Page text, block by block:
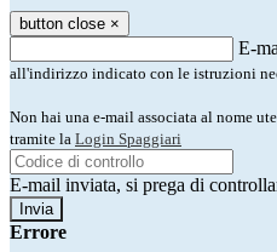
button close ×
E-
all'indirizzo indicato con le istruzioni
Non hai una e-mail associata al nome
tramite la Login Spaggiari
E-mail inviata, si prega di
Errore